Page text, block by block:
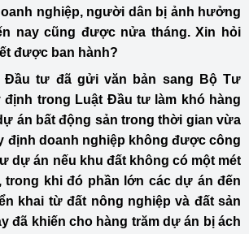
nghiệp, người dân bị ảnh hưởng
nay cũng được nửa tháng. Xin hỏi
được ban hành?
Đầu tư đã gửi văn bản sang Bộ Tư
định trong Luật Đầu tư làm khó hàng
án bất động sản trong thời gian vừa
định doanh nghiệp không được công
dự án nếu khu đất không có một mét
trong khi đó phần lớn các dự án đến
khai từ đất nông nghiệp và đất sản
đã khiến cho hàng trăm dự án bị ách